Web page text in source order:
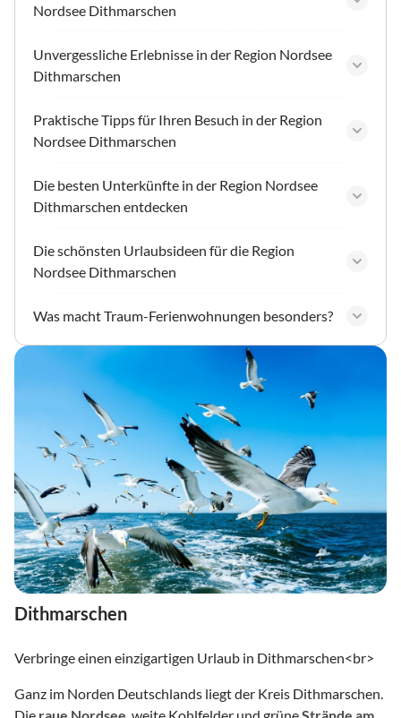
Nordsee Dithmarschen
Unvergessliche Erlebnisse in der Region Nordsee
Dithmarschen
Praktische Tipps für Ihren Besuch in der Region
Nordsee Dithmarschen
Die besten Unterkünfte in der Region Nordsee
Dithmarschen entdecken
Die schönsten Urlaubsideen für die Region
Nordsee Dithmarschen
Was macht Traum-Ferienwohnungen besonders?
Dithmarschen
Verbringe einen einzigartigen Urlaub in Dithmarschen<br>
Ganz im Norden Deutschlands liegt der Kreis Dithmarschen.